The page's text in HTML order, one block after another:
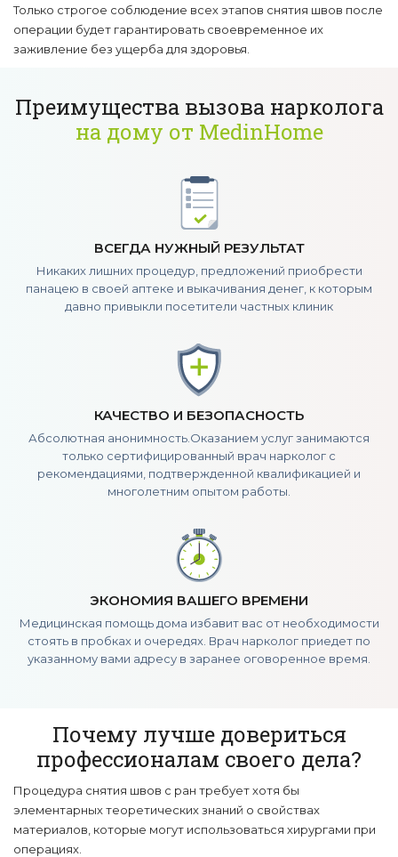
Только строгое соблюдение всех этапов снятия швов после
операции будет гарантировать своевременное их
заживление без ущерба для здоровья.
Преимущества вызова нарколога
на дому от MedinHome
ВСЕГДА НУЖНЫЙ РЕЗУЛЬТАТ
Никаких лишних процедур, предложений приобрести
панацею в своей аптеке и выкачивания денег, к которым
давно привыкли посетители частных клиник
КАЧЕСТВО И БЕЗОПАСНОСТЬ
Абсолютная анонимность.Оказанием услуг занимаются
только сертифицированный врач нарколог с
рекомендациями, подтвержденной квалификацией и
многолетним опытом работы.
ЭКОНОМИЯ ВАШЕГО ВРЕМЕНИ
Медицинская помощь дома избавит вас от необходимости
стоять в пробках и очередях. Врач нарколог приедет по
указанному вами адресу в заранее оговоренное время.
Почему лучше довериться
профессионалам своего дела?
Процедура снятия швов с ран требует хотя бы
элементарных теоретических знаний о свойствах
материалов, которые могут использоваться хирургами при
операциях.